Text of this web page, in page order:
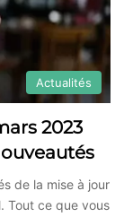
Actualités
2023
de la mise à jour
Tout ce que vous